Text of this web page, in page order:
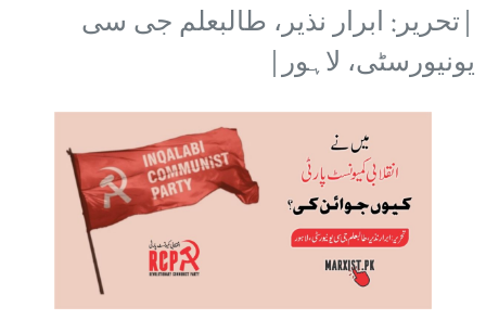
|تحریر: ابرار نذیر، طالبعلم جی سی
یونیورسٹی، لاہور|